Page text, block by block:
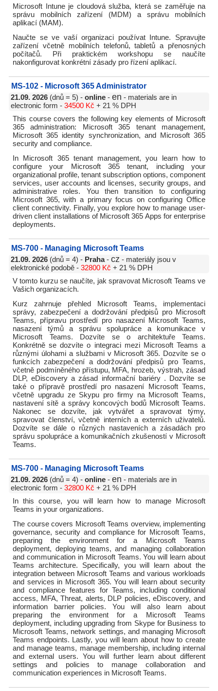
Microsoft Intune je cloudová služba, která se zaměřuje na
správu mobilních zařízení (MDM) a správu mobilních
aplikací (MAM).
Naučte se ve vaší organizaci používat Intune. Spravujte
zařízení včetně mobilních telefonů, tabletů a přenosných
počítačů. Při praktickém workshopu se naučíte
nakonfigurovat konkrétní zásady pro řízení aplikací.
MS-102 - Microsoft 365 Administrator
21.09. 2026 (dnů = 5) - online - en - materials are in
electronic form - 34500 Kč + 21 % DPH
This course covers the following key elements of Microsoft
365 administration: Microsoft 365 tenant management,
Microsoft 365 identity synchronization, and Microsoft 365
security and compliance.
In Microsoft 365 tenant management, you learn how to
configure your Microsoft 365 tenant, including your
organizational profile, tenant subscription options, component
services, user accounts and licenses, security groups, and
administrative roles. You then transition to configuring
Microsoft 365, with a primary focus on configuring Office
client connectivity. Finally, you explore how to manage user-
driven client installations of Microsoft 365 Apps for enterprise
deployments.
MS-700 - Managing Microsoft Teams
21.09. 2026 (dnů = 4) - Praha- cz - materiály jsou v
elektronické podobě - 32800 Kč + 21 % DPH
V tomto kurzu se naučíte, jak spravovat Microsoft Teams ve
Vašich organizacích.
Kurz zahrnuje přehled Microsoft Teams, implementaci
správy, zabezpečení a dodržování předpisů pro Microsoft
Teams, přípravu prostředí pro nasazení Microsoft Teams,
nasazení týmů a správu spolupráce a komunikace v
Microsoft Teams. Dozvíte se o architektuře Teams.
Konkrétně se dozvíte o integraci mezi Microsoft Teams a
různými úlohami a službami v Microsoft 365. Dozvíte se o
funkcích zabezpečení a dodržování předpisů pro Teams,
včetně podmíněného přístupu, MFA, hrozeb, výstrah, zásad
DLP, eDiscovery a zásad informační bariéry . Dozvíte se
také o přípravě prostředí pro nasazení Microsoft Teams,
včetně upgradu ze Skypu pro firmy na Microsoft Teams,
nastavení sítě a správy koncových bodů Microsoft Teams.
Nakonec se dozvíte, jak vytvářet a spravovat týmy,
spravovat členství, včetně interních a externích uživatelů.
Dozvíte se dále o různých nastaveních a zásadách pro
správu spolupráce a komunikačních zkušeností v Microsoft
Teams.
MS-700 - Managing Microsoft Teams
21.09. 2026 (dnů = 4) - online - en - materials are in
electronic form - 32800 Kč + 21 % DPH
In this course, you will learn how to manage Microsoft
Teams in your organizations.
The course covers Microsoft Teams overview, implementing
governance, security and compliance for Microsoft Teams,
preparing the environment for a Microsoft Teams
deployment, deploying teams, and managing collaboration
and communication in Microsoft Teams. You will learn about
Teams architecture. Specifically, you will learn about the
integration between Microsoft Teams and various workloads
and services in Microsoft 365. You will learn about security
and compliance features for Teams, including conditional
access, MFA, Threat, alerts, DLP policies, eDiscovery, and
information barrier policies. You will also learn about
preparing the environment for a Microsoft Teams
deployment, including upgrading from Skype for Business to
Microsoft Teams, network settings, and managing Microsoft
Teams endpoints. Lastly, you will learn about how to create
and manage teams, manage membership, including internal
and external users. You will further learn about different
settings and policies to manage collaboration and
communication experiences in Microsoft Teams.